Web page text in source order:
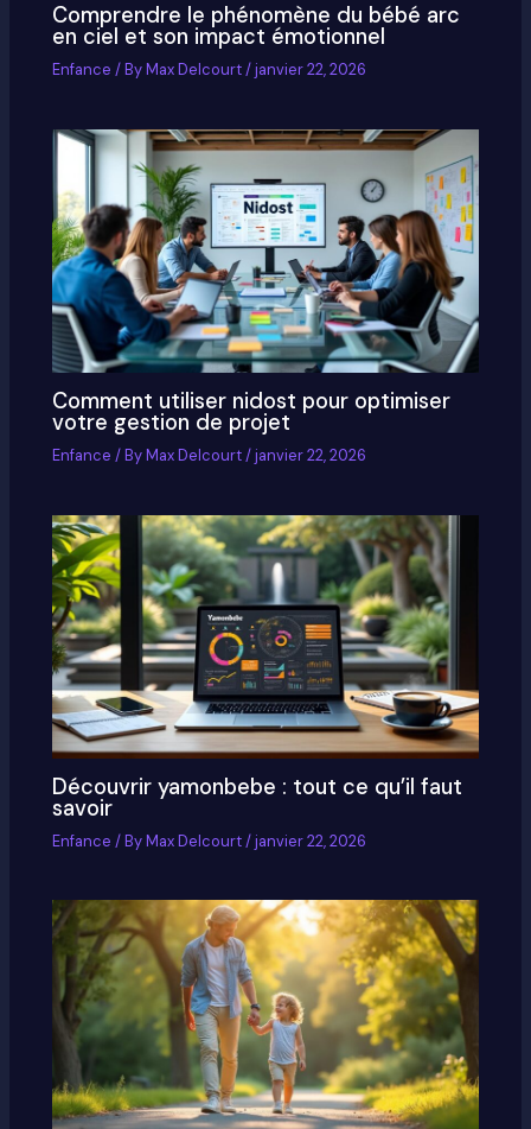
Comprendre le phénomène du bébé arc
en ciel et son impact émotionnel
Enfance / ByMax Delcourt/janvier 22, 2026
Comment utiliser nidost pour optimiser
votre gestion de projet
Enfance / ByMax Delcourt/janvier 22, 2026
Découvrir yamonbebe : tout ce qu’il faut
savoir
Enfance / ByMax Delcourt/janvier 22, 2026